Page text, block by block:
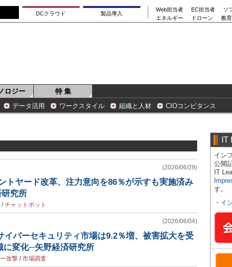
DCクラウド 製品導入
Web担当者 EC担当者
ソ
エネルギー
ドローン 教
ロジー 特 集
データ活用 ワークスタイル 組織と人材 CIOコンピタンス
(2026/06/29)
トヤード改革、注力意向を86％が示すも実施済み
究所
/チャットボット
(2026/06/04)
イバーセキュリティ市場は9.2％増、被害拡大を受
に変化─矢野経済研究所
攻撃 /市場調査
IT
イン
公開
IT
す。
・ イ